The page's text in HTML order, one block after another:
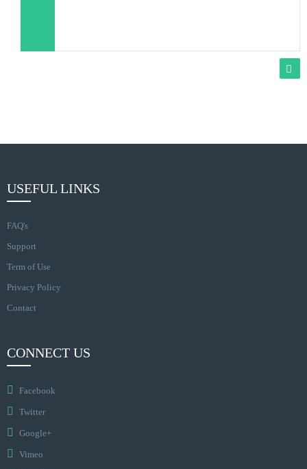
USEFUL LINKS
FAQ's
Support
Term of Use
Privacy Policy
Contact
CONNECT US
Facebook
Twitter
Google+
Vimeo